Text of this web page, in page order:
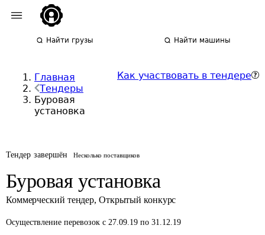
Найти грузы Найти машины
Главная
Тендеры
Буровая
установка
Как участвовать в тендере
Тендер завершён Несколько поставщиков
Буровая установка
Коммерческий тендер, Открытый конкурс
Осуществление перевозок с 27.09.19 по 31.12.19